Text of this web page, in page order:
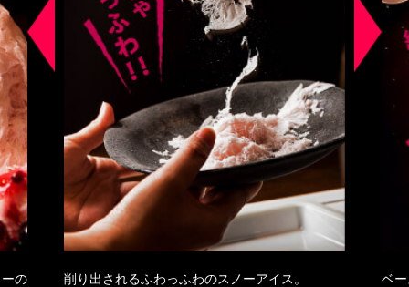
の
削り出されるふわっふわのスノーアイス。
ベ